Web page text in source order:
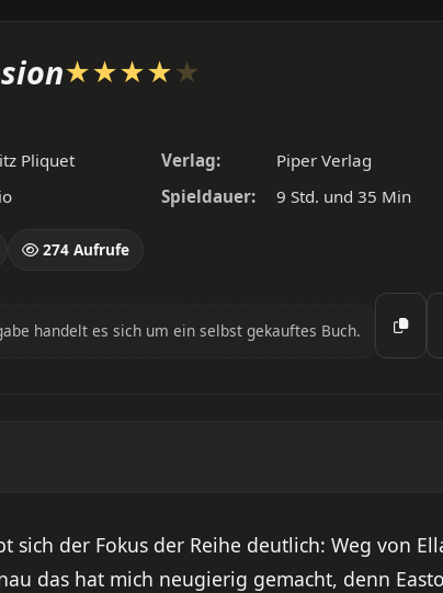
★★★★★
Pliquet Verlag: Piper Verlag
Spieldauer: 9 Std. und 35 Min
274 Aufrufe
handelt es sich um ein selbst gekauftes Buch.
sich der Fokus der Reihe deutlich: Weg von
das hat mich neugierig gemacht, denn